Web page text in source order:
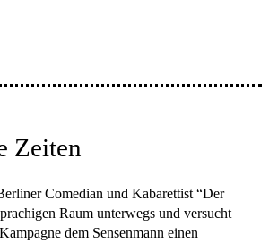
Zeiten
Comedian und Kabarettist “Der
Raum unterwegs und versucht
dem Sensenmann einen